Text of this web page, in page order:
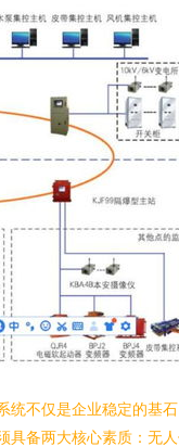
统不仅是企业稳定的基
具备两大核心素质：无